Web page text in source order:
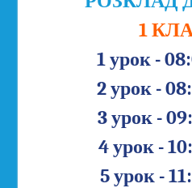
1
1 урок -
2 урок -
3 урок -
4 урок -
5 урок -